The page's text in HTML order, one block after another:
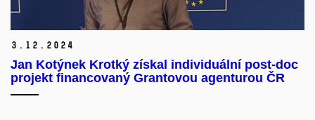
3. 12. 2024
Jan Kotýnek Krotký získal individuální post-doc
projekt financovaný Grantovou agenturou ČR